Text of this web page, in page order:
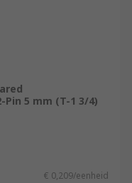
5 mm (T-1 3/4)
€ 0,209/eenheid